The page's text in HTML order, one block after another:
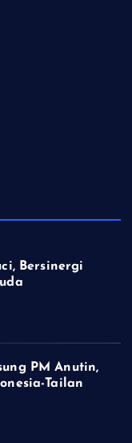
Bersinergi
PM Anutin,
Tailan